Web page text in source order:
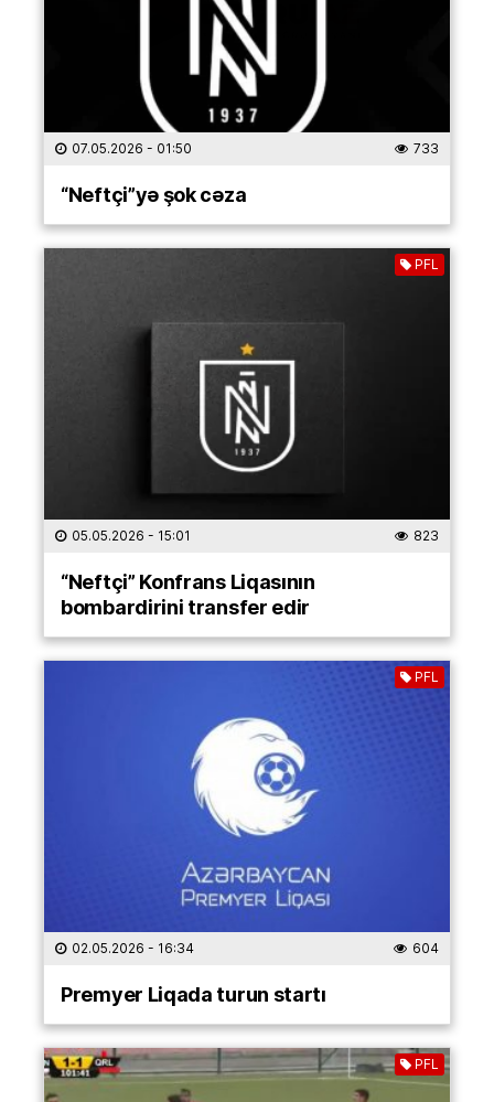
07.05.2026 - 01:50 733
“Neftçi”yə şok cəza
PFL
05.05.2026 - 15:01 823
“Neftçi” Konfrans Liqasının
bombardirini transfer edir
PFL
02.05.2026 - 16:34 604
Premyer Liqada turun startı
PFL